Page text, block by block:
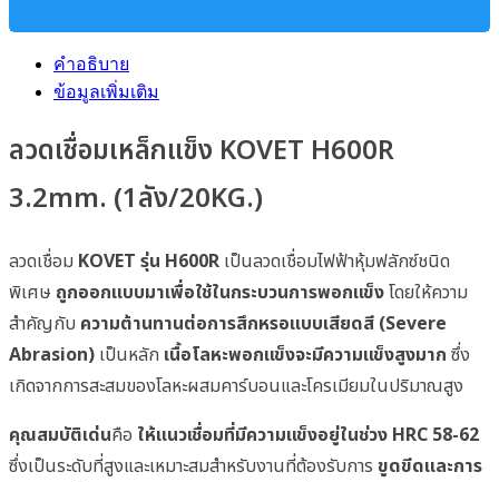
คำอธิบาย
ข้อมูลเพิ่มเติม
ลวดเชื่อมเหล็กแข็ง KOVET H600R
3.2mm. (1ลัง/20KG.)
ลวดเชื่อม KOVET รุ่น H600R เป็นลวดเชื่อมไฟฟ้าหุ้มฟลักซ์ชนิด
พิเศษ ถูกออกแบบมาเพื่อใช้ในกระบวนการพอกแข็งโดยให้ความ
สำคัญกับ ความต้านทานต่อการสึกหรอแบบเสียดสี (Severe
Abrasion) เป็นหลัก เนื้อโลหะพอกแข็งจะมีความแข็งสูงมาก ซึ่ง
เกิดจากการสะสมของโลหะผสมคาร์บอนและโครเมียมในปริมาณสูง
คุณสมบัติเด่นคือ ให้แนวเชื่อมที่มีความแข็งอยู่ในช่วง HRC 58-62
ซึ่งเป็นระดับที่สูงและเหมาะสมสำหรับงานที่ต้องรับการ ขูดขีดและการ